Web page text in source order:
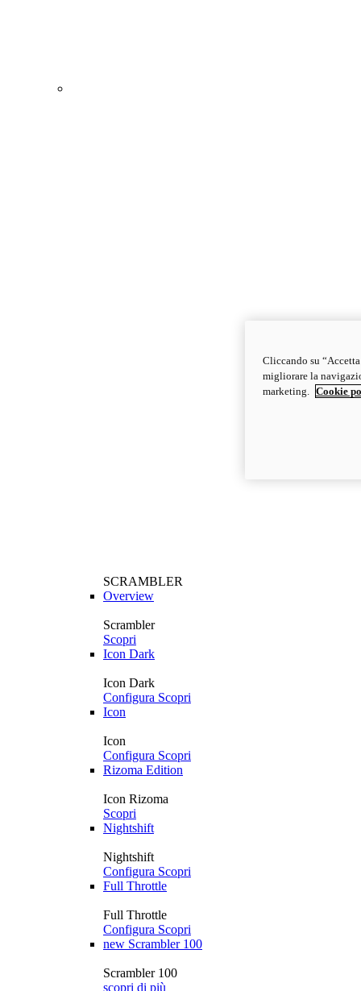
SCRAMBLER
Overview
Scrambler
Scopri
Icon Dark
Icon Dark
Configura Scopri
Icon
Icon
Configura Scopri
Rizoma Edition
Icon Rizoma
Scopri
Nightshift
Nightshift
Configura Scopri
Full Throttle
Full Throttle
Configura Scopri
new Scrambler 100
Scrambler 100
scopri di più
Cliccando su
migliorare la
marketing.
Cookie